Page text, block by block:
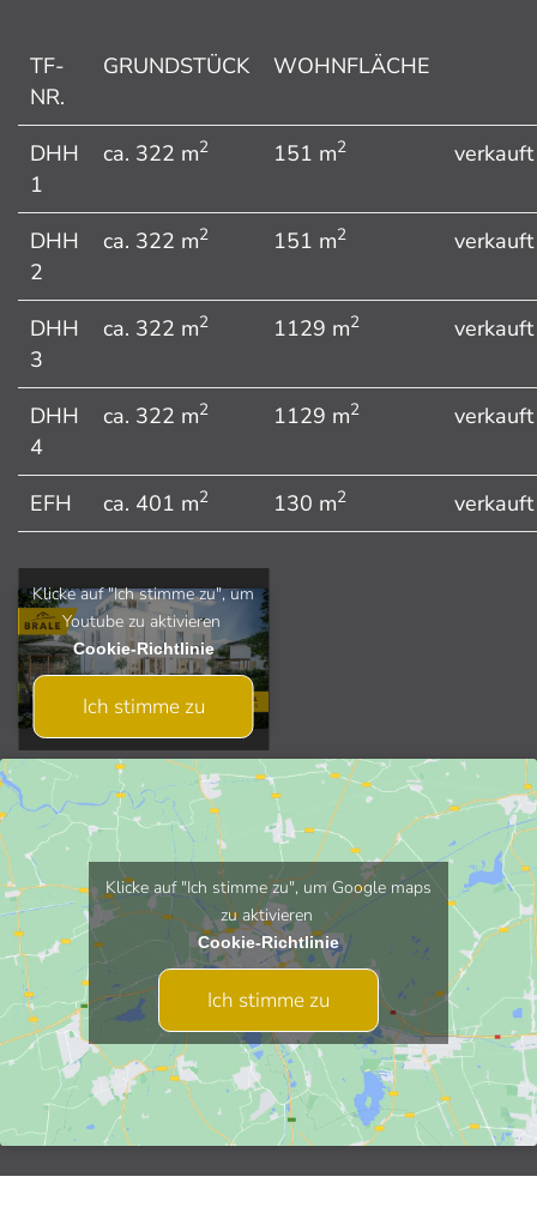
TF-
NR.
GRUNDSTÜCK WOHNFLÄCHE
DHH
1
ca. 322 m2 151 m2 verkauft
DHH
2
ca. 322 m2 151 m2 verkauft
DHH
3
ca. 322 m2 1129 m2 verkauft
DHH
4
ca. 322 m2 1129 m2 verkauft
EFH ca. 401 m2 130 m2 verkauft
Klicke auf "Ich stimme zu", um
Youtube zu aktivieren
Cookie-Richtlinie
Ich stimme zu
Klicke auf "Ich stimme zu", um Google maps
zu aktivieren
Cookie-Richtlinie
Ich stimme zu